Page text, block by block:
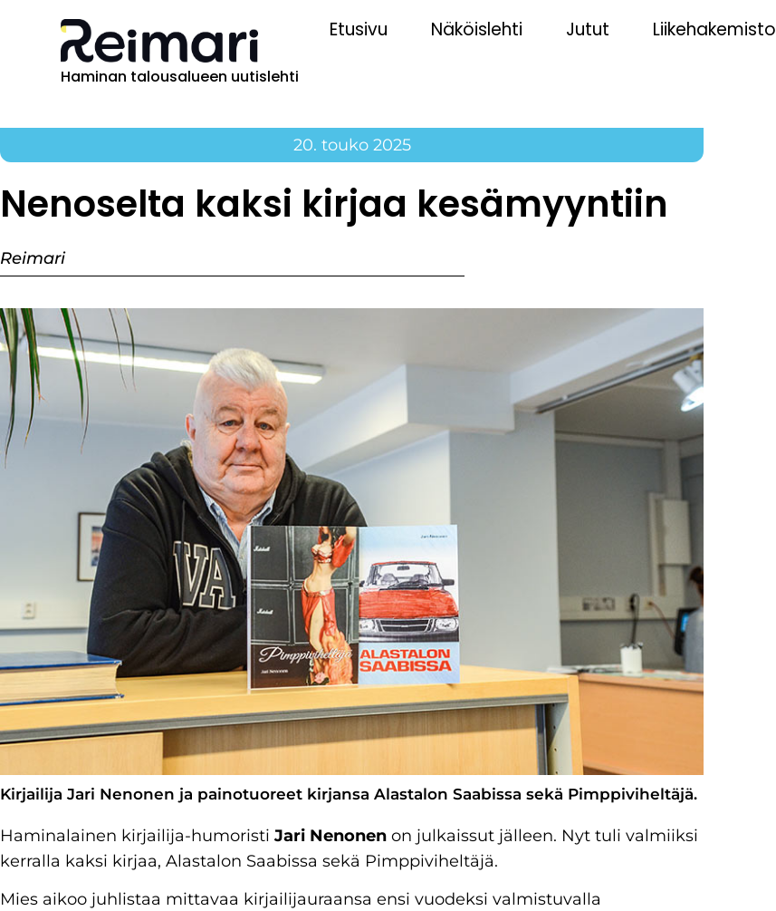
Haminan talousalueen uutislehti
Etusivu Näköislehti Jutut Liikehakemisto
20. touko 2025
Nenoselta kaksi kirjaa kesämyyntiin
Reimari
Kirjailija Jari Nenonen ja painotuoreet kirjansa Alastalon Saabissa sekä Pimppiviheltäjä.
Haminalainen kirjailija-humoristiJari Nenonen on julkaissut jälleen. Nyt tuli valmiiksi
kerralla kaksi kirjaa, Alastalon Saabissa sekä Pimppiviheltäjä.
Mies aikoo juhlistaa mittavaa kirjailijauraansa ensi vuodeksi valmistuvalla